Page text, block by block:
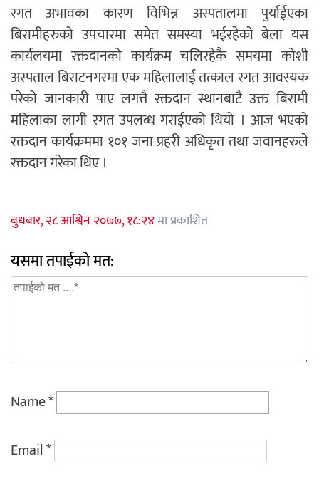
रगत अभावका कारण विभिन्न अस्पतालमा पुर्याईएका
बिरामीहरुको उपचारमा समेत समस्या भईरहेको बेला यस
कार्यलयमा रक्तदानको कार्यक्रम चलिरहेकै समयमा कोशी
अस्पताल बिराटनगरमा एक महिलालाई तत्काल रगत आवस्यक
परेको जानकारी पाए लगत्तै रक्तदान स्थानबाटै उक्त बिरामी
महिलाका लागी रगत उपलब्ध गराईएको थियो । आज भएको
रक्तदान कार्यक्रममा १०१ जना प्रहरी अधिकृत तथा जवानहरुले
रक्तदान गरेका थिए ।
बुधबार, २८ आश्विन २०७७, १८:२४मा प्रकाशित
यसमा तपाईको मत:
Name*
Email*